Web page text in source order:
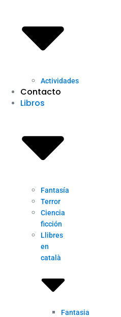
Actividades
Contacto
Libros
Fantasía
Terror
Ciencia
ficción
Llibres
en
català
Fantasia